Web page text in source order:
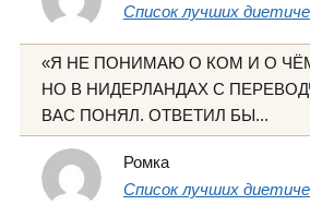
Список лучших
«Я НЕ ПОНИМАЮ О КОМ И О
НО В НИДЕРЛАНДАХ С
ВАС ПОНЯЛ. ОТВЕТИЛ БЫ...
Ромка
Список лучших